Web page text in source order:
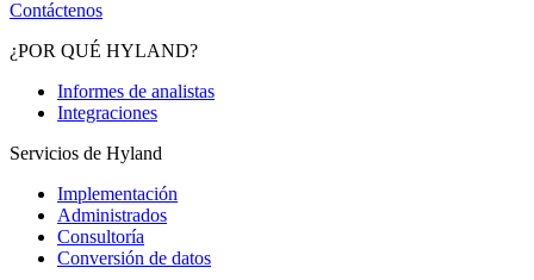
Contáctenos
¿POR QUÉ HYLAND?
Informes de analistas
Integraciones
Servicios de Hyland
Implementación
Administrados
Consultoría
Conversión de datos